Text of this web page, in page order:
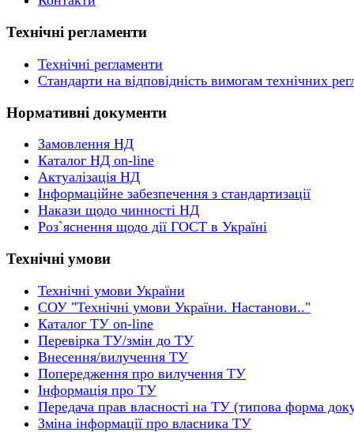
Технічні регламенти
Технічні регламенти
Стандарти на відповідність вимогам технічних
Нормативні документи
Замовлення НД
Каталог НД on-line
Актуалізація НД
Інформаційне забезпечення з стандартизації
Накази щодо чинності НД
Роз`яснення щодо дії ГОСТ в Україні
Технічні умови
Технічні умови України
СОУ "Технічні умови України. Настанови.."
Каталог ТУ on-line
Перевірка ТУ/змін до ТУ
Внесення/вилучення ТУ
Попередження про вилучення ТУ
Інформація про ТУ
Передача прав власності на ТУ (типова форма
Зміна інформації про власника ТУ